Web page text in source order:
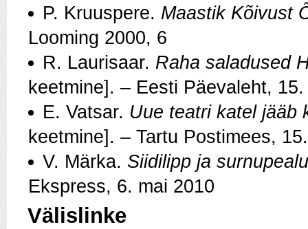
P. Kruuspere. Maastik Kõivust
Looming 2000, 6
R. Laurisaar. Raha saladused
keetmine]. – Eesti Päevaleht,
E. Vatsar. Uue teatri katel jääb
keetmine]. – Tartu Postimees,
V. Märka. Siidilipp ja
Ekspress, 6. mai 2010
Välislinke